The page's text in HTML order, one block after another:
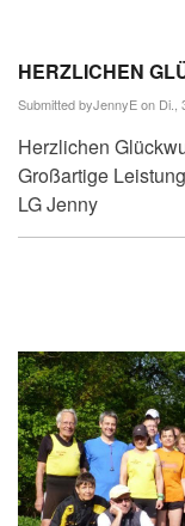
HERZLICHEN
Submitted byJennyEon Di.,
Herzlichen
Großartige
LG Jenny